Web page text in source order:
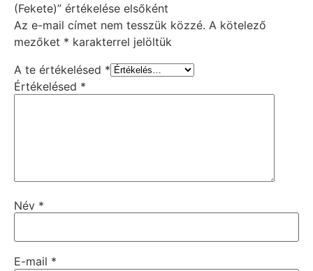
(Fekete)” értékelése elsőként
Az e-mail címet nem tesszük közzé. A kötelező
mezőket * karakterrel jelöltük
A te értékelésed *
Értékelésed *
Név *
E-mail *